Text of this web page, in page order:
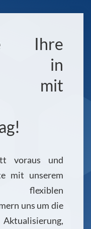
Ihre
in
mit
voraus und
mit unserem
flexiblen
uns um die